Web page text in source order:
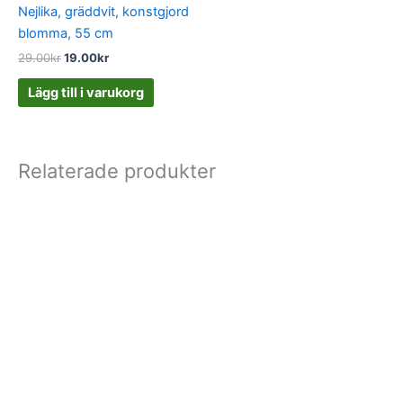
Nejlika, gräddvit, konstgjord
blomma, 55 cm
29.00kr19.00kr
Lägg till i varukorg
Relaterade produkter